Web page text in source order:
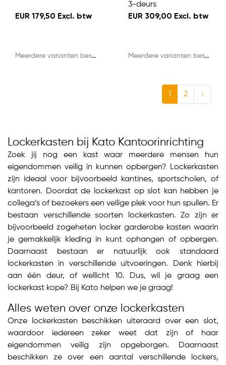
EUR 179,50 Excl. btw
Meerdere varianten beschikbaar
3-deurs
EUR 309,00 Excl. btw
Meerdere varianten beschikbaar
1 2
Lockerkasten bij Kato Kantoorinrichting
Zoek jij nog een kast waar meerdere mensen hun
eigendommen veilig in kunnen opbergen? Lockerkasten
zijn ideaal voor bijvoorbeeld kantines, sportscholen, of
kantoren. Doordat de lockerkast op slot kan hebben je
collega’s of bezoekers een veilige plek voor hun spullen. Er
bestaan verschillende soorten lockerkasten. Zo zijn er
bijvoorbeeld zogeheten locker garderobe kasten waarin
je gemakkelijk kleding in kunt ophangen of opbergen.
Daarnaast bestaan er natuurlijk ook standaard
lockerkasten in verschillende uitvoeringen. Denk hierbij
aan één deur, of wellicht 10. Dus, wil je graag een
lockerkast kope? Bij Kato helpen we je graag!
Alles weten over onze lockerkasten
Onze lockerkasten beschikken uiteraard over een slot,
waardoor iedereen zeker weet dat zijn of haar
eigendommen veilig zijn opgeborgen. Daarnaast
beschikken ze over een aantal verschillende lockers,